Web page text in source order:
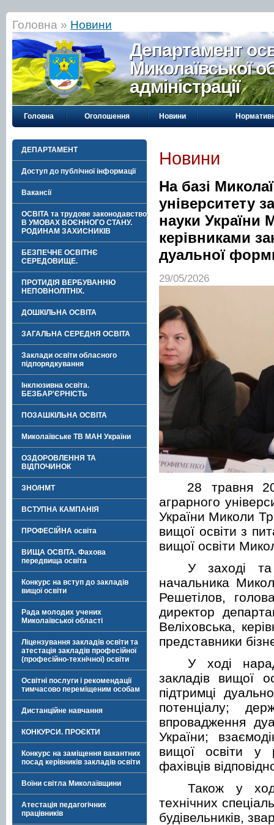
Головна » Новини
Департамент
Миколаївської
адміністрації
Головна Оголошення Новини
ДЕПАРТАМЕНТ
Доступ до публічної інформації
Вакансії
ОСВІТА та трудове законодавство
В УМОВАХ ВОЄННОГО СТАНУ.
РОДИНАМ ЗАХИСНИКІВ
БЕЗПЕЧНЕ ОСВІТНЄ
СЕРЕДОВИЩЕ.
ПРОТИДІЯ ВЕРБУВАННЮ
НЕПОВНОЛІТНІХ.
ДОШКІЛЬНА ОСВІТА
ЗАГАЛЬНА СЕРЕДНЯ ОСВІТА
Заклади освіти обласного
підпорядкування
Інклюзивна освіта.
БЕЗБАР'ЄРНІСТЬ
ПОЗАШКІЛЬНА ОСВІТА
Миколаївське ТВ МАН України
ОЗДОРОВЛЕННЯ ТА
ВІДПОЧИНОК
ЗНО/НМТ
ВСТУПНА КАМПАНІЯ
ПРОФЕСІЙНА освіта
ВИЩА ОСВІТА. Фахова
передвища освіта
Конкурс на вступ до закладів
вищої освіти
Рада молодих учених
Миколаївської області
Ліцензування закладів освіти та
атестація закладів професійної
(професійно-технічної) освіти
Освітні послуги і рекомендації
тимчасово переміщеним особам
Дистанційне навчання
КОНКУРСИ. ПРОЄКТИ
Конкурс на заміщення вакантних
посад керівників закладів освіти
Воїни світла Миколаївщини
Атестація педагогічних
працівників
Новини
На базі
університету
науки України
керівниками
дуальної
29/05/2026
28 травня
аграрного
України Миколи
вищої освіти з
вищої освіти
У заході та
начальника
Решетілов,
директор
Веліховська,
представники
У ході
закладів вищої
підтримці
потенціалу;
впровадження
України;
вищої освіти у
фахівців
Також у
технічних
будівельників,